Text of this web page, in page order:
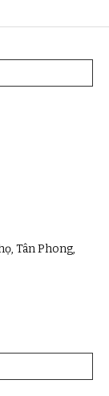
Tân Phong,